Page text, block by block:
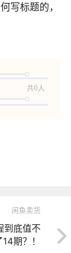
写标题的，
共0人
闲鱼卖货
到底值不
期？！